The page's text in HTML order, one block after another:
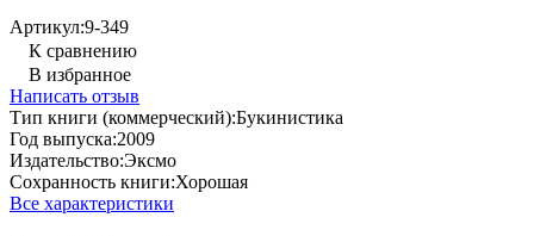
Артикул:9-349
К сравнению
В избранное
Написать отзыв
Тип книги (коммерческий):Букинистика
Год выпуска:2009
Издательство:Эксмо
Сохранность книги:Хорошая
Все характеристики